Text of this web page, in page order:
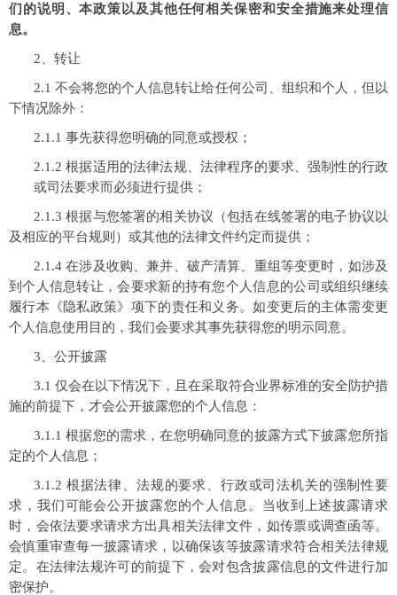
们的说明、本政策以及其他任何相关保密和安全措施来处理信
息。
2、转让
2.1 不会将您的个人信息转让给任何公司、组织和个人，但以
下情况除外：
2.1.1 事先获得您明确的同意或授权；
2.1.2 根据适用的法律法规、法律程序的要求、强制性的行政
或司法要求而必须进行提供；
2.1.3 根据与您签署的相关协议（包括在线签署的电子协议以
及相应的平台规则）或其他的法律文件约定而提供；
2.1.4 在涉及收购、兼并、破产清算、重组等变更时，如涉及
到个人信息转让，会要求新的持有您个人信息的公司或组织继续
履行本《隐私政策》项下的责任和义务。如变更后的主体需变更
个人信息使用目的，我们会要求其事先获得您的明示同意。
3、公开披露
3.1 仅会在以下情况下，且在采取符合业界标准的安全防护措
施的前提下，才会公开披露您的个人信息：
3.1.1 根据您的需求，在您明确同意的披露方式下披露您所指
定的个人信息；
3.1.2 根据法律、法规的要求、行政或司法机关的强制性要
求，我们可能会公开披露您的个人信息。当收到上述披露请求
时，会依法要求请求方出具相关法律文件，如传票或调查函等。
会慎重审查每一披露请求，以确保该等披露请求符合相关法律规
定。在法律法规许可的前提下，会对包含披露信息的文件进行加
密保护。